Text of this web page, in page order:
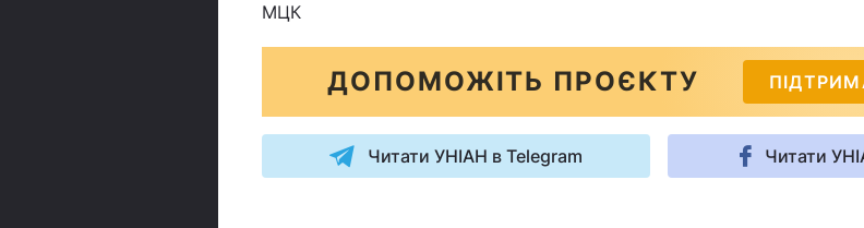
МЦК
ДОПОМОЖІТЬ ПРОЄКТУ
Читати УНІАН в Telegram Читати